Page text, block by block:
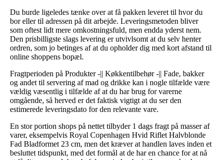
Du burde ligeledes tænke over at få pakken leveret til hvor du
bor eller til adressen på dit arbejde. Leveringsmetoden bliver
som oftest lidt mere omkostningsfuld, men endda yderst nem.
Den prisbilligste slags levering er utvivlsomt at du selv henter
ordren, som jo betinges af at du opholder dig med kort afstand til
online shoppens bopæl.
Fragtperioden på Produkter -|| Køkkentilbehør -|| Fade, bakker
og andet til servering af mad og drikke kan i nogle tilfælde være
vældig væsentlig i tilfælde af at du har brug for varerne
omgående, så herved er det faktisk vigtigt at du ser den
estimerede leveringsdato for den relevante vare.
En stor portion shops på nettet tilbyder 1 dags fragt på masser af
varer, eksempelvis Royal Copenhagen Hvid Riflet Halvblonde
Fad Bladformet 23 cm, men det kræver at handlen laves inden et
besluttet tidspunkt, med det formål at de har en chance for at nå